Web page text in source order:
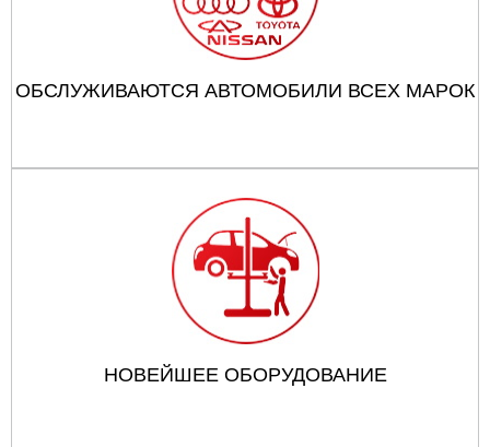
ОБСЛУЖИВАЮТСЯ АВТОМОБИЛИ ВСЕХ МАРОК
НОВЕЙШЕЕ ОБОРУДОВАНИЕ